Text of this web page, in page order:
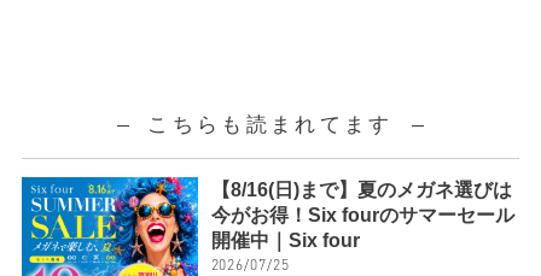
こちらも読まれてます
【8/16(日)まで】夏のメガネ選びは
今がお得！Six fourのサマーセール
開催中｜Six four
2026/07/25